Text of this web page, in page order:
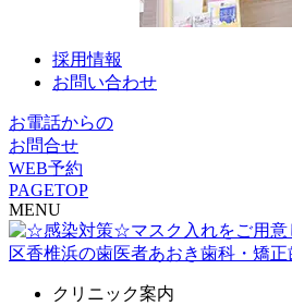
採用情報
お問い合わせ
お電話からの
お問合せ
WEB予約
PAGETOP
MENU
クリニック案内